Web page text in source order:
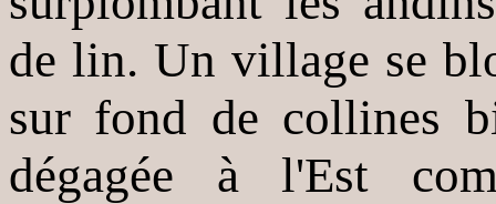
de lin. Un village se
sur fond de collines
dégagée à l'Est